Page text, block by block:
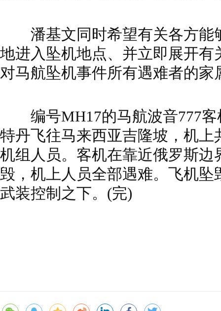
潘基文同时希望有关各方能
地进入坠机地点、并立即展开有
对马航坠机事件所有遇难者的家
编号MH17的马航波音777客
特丹飞往马来西亚吉隆坡，机上
机组人员。客机在靠近俄罗斯边
毁，机上人员全部遇难。飞机坠
武装控制之下。(完)